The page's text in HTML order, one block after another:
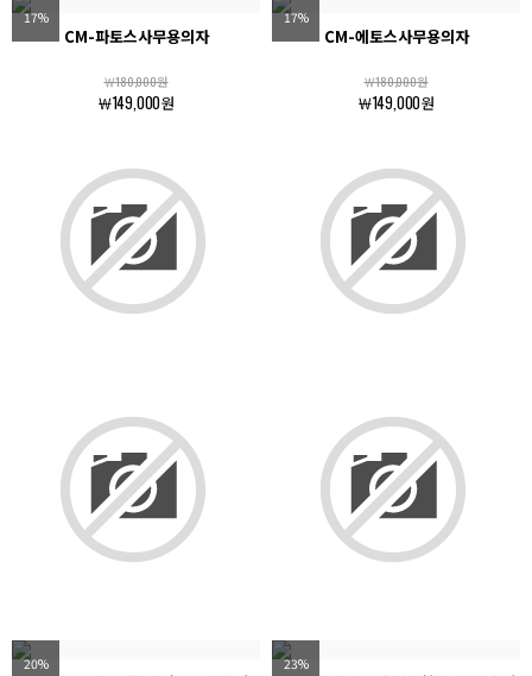
17%
CM-파토스사무용의자
￦180,000원
￦149,000원
17%
CM-에토스사무용의자
￦180,000원
￦149,000원
20% 23%